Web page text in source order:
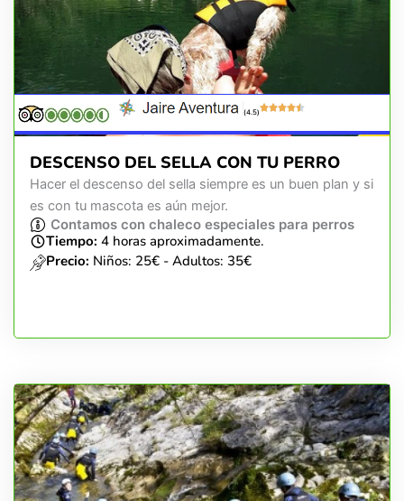
(4.5)
DESCENSO DEL SELLA CON TU PERRO
Hacer el descenso del sella siempre es un buen plan y si
es con tu mascota es aún mejor.
Contamos con chaleco especiales para perros
Tiempo: 4 horas aproximadamente.
Precio: Niños: 25€ - Adultos: 35€